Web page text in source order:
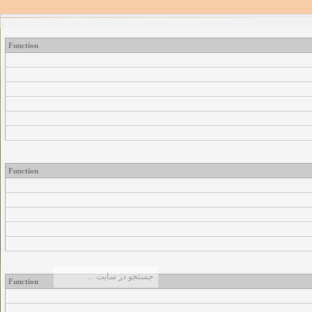
Function
Function
Function